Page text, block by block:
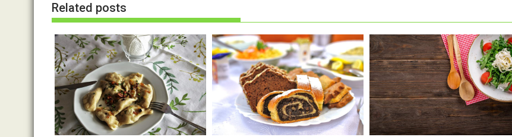
i
g
a
c
j
a
w
p
i
Related posts